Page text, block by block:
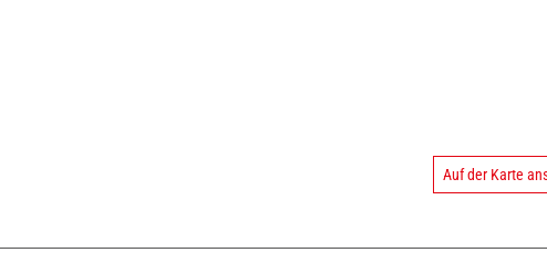
Auf der Karte